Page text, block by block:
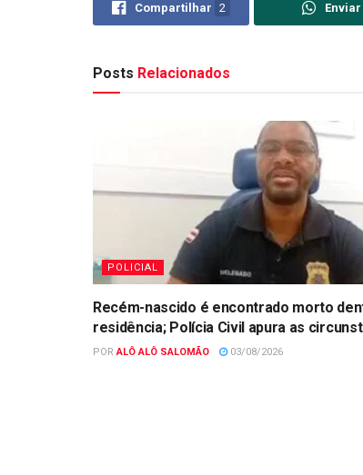
Compartilhar 2 Enviar
Posts Relacionados
POLICIAL
Recém-nascido é encontrado morto
residência; Polícia Civil apura as
POR ALÔ ALÔ SALOMÃO 03/08/2026